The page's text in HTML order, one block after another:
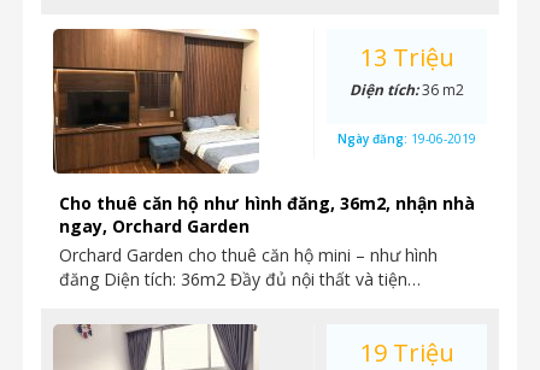
Cho thuê căn hộ như hình đăng, 36m2, nhận nhà
ngay, Orchard Garden
Orchard Garden cho thuê căn hộ mini – như hình
đăng Diện tích: 36m2 Đầy đủ nội thất và tiện…
13 Triệu
Diện tích:36 m2
Ngày đăng: 19-06-2019
19 Triệu